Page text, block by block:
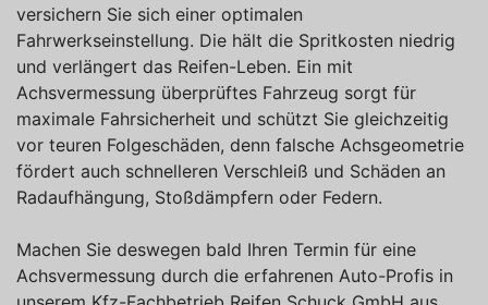
versichern Sie sich einer optimalen
Fahrwerkseinstellung. Die hält die Spritkosten niedrig
und verlängert das Reifen-Leben. Ein mit
Achsvermessung überprüftes Fahrzeug sorgt für
maximale Fahrsicherheit und schützt Sie gleichzeitig
vor teuren Folgeschäden, denn falsche Achsgeometrie
fördert auch schnelleren Verschleiß und Schäden an
Radaufhängung, Stoßdämpfern oder Federn.
Machen Sie deswegen bald Ihren Termin für eine
Achsvermessung durch die erfahrenen Auto-Profis in